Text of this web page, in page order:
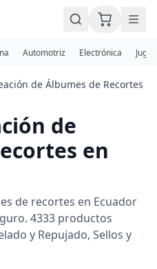
Automotriz Electrónica
de Álbumes de Recortes
de
en
de recortes en Ecuador
4333 productos
y Repujado, Sellos y